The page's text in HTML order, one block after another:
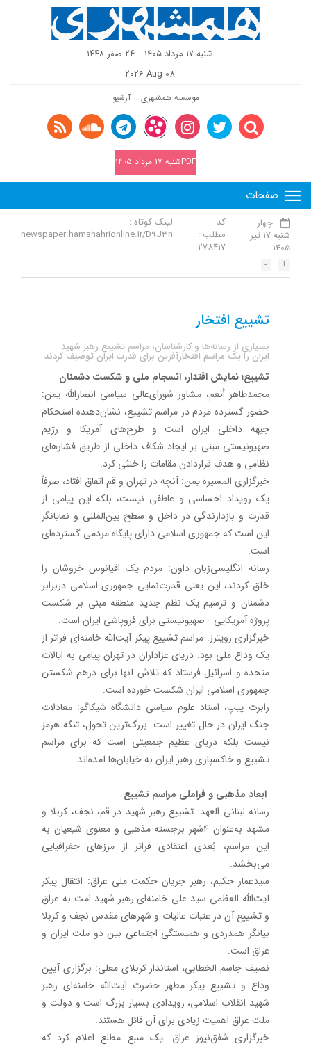
شنبه 17 مرداد 1405
٢٤ صفر ١٤٤٨
2026 Aug 08
موسسه همشهری آرشیو
PDFشنبه 17 مرداد 1405
صفحات
چهار
شنبه 17 تیر
1405
کد
مطلب :
278417
لینک کوتاه :
newspaper.hamshahrionline.ir/D9J3n
+
-
تشییع افتخار
بسیاری از رسانه‌ها و کارشناسان، مراسم تشییع رهبر شهید
ایران را یک مراسم افتخارآفرین برای قدرت ایران توصیف کردند
تشییع؛ نمایش اقتدار، انسجام ملی و شکست دشمنان
محمدطاهر أنعم، مشاور شورای‌عالی سیاسی انصارالله یمن:
حضور گسترده مردم در مراسم تشییع، نشان‌دهنده استحکام
جبهه داخلی ایران است و طرح‌های آمریکا و رژیم
صهیونیستی مبنی بر ایجاد شکاف داخلی از طریق فشارهای
نظامی و هدف قراردادن مقامات را خنثی کرد.
خبرگزاری المسیره یمن: آنچه در تهران و قم اتفاق افتاد، صرفاً
یک رویداد احساسی و عاطفی نیست، بلکه این پیامی از
قدرت و بازدارندگی در داخل و سطح بین‌المللی و نمایانگر
این است که جمهوری اسلامی دارای پایگاه مردمی گسترده‌ای
است.
رسانه انگلیسی‌زبان داون: مردم یک اقیانوس خروشان را
خلق کردند، این یعنی قدرت‌نمایی جمهوری اسلامی دربرابر
دشمنان و ترسیم یک نظم جدید منطقه مبنی بر شکست
پروژه آمریکایی - صهیونیستی برای فروپاشی ایران است.
خبرگزاری رویترز: مراسم تشییع پیکر آیت‌الله خامنه‌ای فراتر از
یک وداع ملی بود. دریای عزاداران در تهران پیامی به ایالات
متحده و اسرائیل فرستاد که تلاش آنها برای درهم شکستن
جمهوری اسلامی ایران شکست خورده است.
رابرت پیپ، استاد علوم سیاسی دانشگاه شیکاگو: معادلات
جنگ ایران در حال تغییر است. بزرگ‌ترین تحول، تنگه هرمز
نیست بلکه دریای عظیم جمعیتی است که برای مراسم
تشییع و خاکسپاری رهبر ایران به خیابان‌ها آمده‌اند.
ابعاد مذهبی و فراملی مراسم تشییع
رسانه لبنانی العهد: تشییع رهبر شهید در قم، نجف، کربلا و
مشهد به‌عنوان 4شهر برجسته مذهبی و معنوی شیعیان به
این مراسم، بُعدی اعتقادی فراتر از مرزهای جغرافیایی
می‌بخشد.
سیدعمار حکیم، رهبر جریان حکمت ملی عراق: انتقال پیکر
آیت‌الله العظمی سید علی خامنه‌ای رهبر شهید امت به عراق
و تشییع آن در عتبات عالیات و شهرهای مقدس نجف و کربلا
بیانگر همدردی و همبستگی اجتماعی بین دو ملت ایران و
عراق است.
نصیف جاسم الخطابی، استاندار کربلای معلی: برگزاری آیین
وداع و تشییع پیکر مطهر حضرت آیت‌الله خامنه‌ای رهبر
شهید انقلاب اسلامی، رویدادی بسیار بزرگ است و دولت و
ملت عراق اهمیت زیادی برای آن قائل هستند.
خبرگزاری شفق‌نیوز عراق: یک منبع مطلع اعلام کرد که